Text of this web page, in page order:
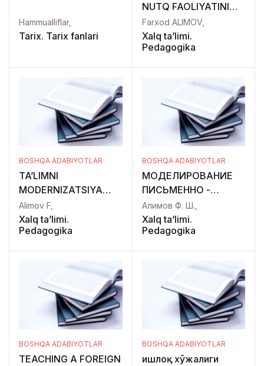
Hammualliflar,
Tarix. Tarix fanlari
NUTQ FAOLIYATINI
RIVOJLANTIRISHDA
RAQAMLI
PSIXOLOGIYANING
Farxod ALIMOV,
Xalq ta’limi.
Pedagogika
BOSHQA ADABIYOTLAR
TA’LIMNI
MODERNIZATSIYA
QILISHDA
TALABALARNING
KASBIY YOZMA NUTQ
RIVOJLANTIRISHNING
Alimov F,
Xalq ta’limi.
Pedagogika
BOSHQA ADABIYOTLAR
МОДЕЛИРОВАНИЕ
ПИСЬМЕННО -
РЕЧЕВОГО
ПРОЦЕССА У
СТУДЕНТОВ
АНГЛИЙСКОМ ЯЗЫКЕ
Алимов Ф. Ш.,
Xalq ta’limi.
Pedagogika
BOSHQA ADABIYOTLAR
TEACHING A FOREIGN
BOSHQA ADABIYOTLAR
Қишлоқ хўжалиги